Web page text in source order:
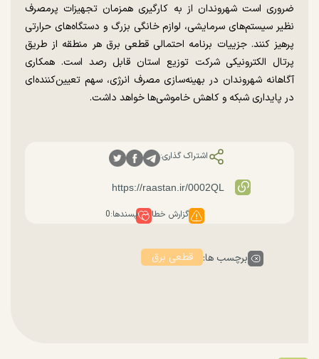
ضروری است شهروندان از به کارگیری همزمان تجهیزات پرمصرف
نظیر سیستم‌های سرمایشی، لوازم خانگی بزرگ و دستگاه‌های حرارتی
پرهیز کنند. جزییات برنامه احتمالی قطعی برق هر منطقه از طریق
پرتال الکترونیکی شرکت توزیع استان قابل رصد است. همکاری
آگاهانه شهروندان در بهینه‌سازی مصرف انرژی، سهم تعیین‌کننده‌ای
در پایداری شبکه و کاهش خاموشی‌ها خواهد داشت.
اشتراک گذاری:
گزارش خطا پسندها:0
برچسب ها: قطعی برق